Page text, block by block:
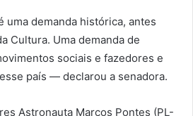
uma demanda histórica, antes
Cultura. Uma demanda de
sociais e fazedores e
país — declarou a senadora.
Astronauta Marcos Pontes (PL-